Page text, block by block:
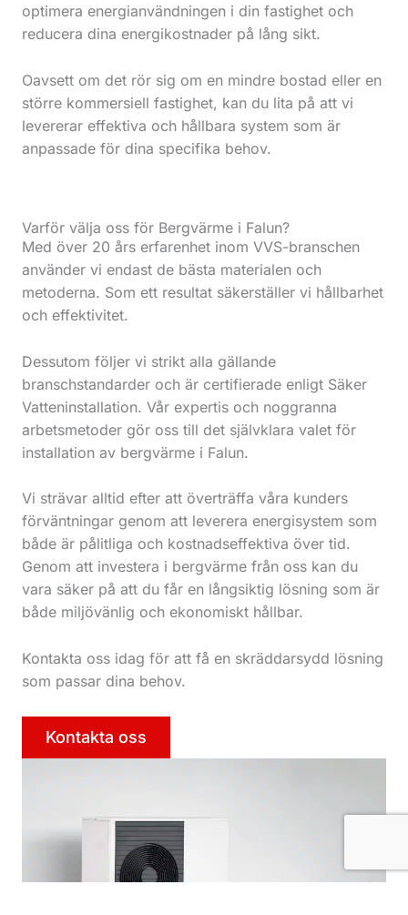
optimera energianvändningen i din fastighet och
reducera dina energikostnader på lång sikt.
Oavsett om det rör sig om en mindre bostad eller en
större kommersiell fastighet, kan du lita på att vi
levererar effektiva och hållbara system som är
anpassade för dina specifika behov.
Varför välja oss för Bergvärme i Falun?
Med över 20 års erfarenhet inom VVS-branschen
använder vi endast de bästa materialen och
metoderna. Som ett resultat säkerställer vi hållbarhet
och effektivitet.
Dessutom följer vi strikt alla gällande
branschstandarder och är certifierade enligt Säker
Vatteninstallation. Vår expertis och noggranna
arbetsmetoder gör oss till det självklara valet för
installation av bergvärme i Falun.
Vi strävar alltid efter att överträffa våra kunders
förväntningar genom att leverera energisystem som
både är pålitliga och kostnadseffektiva över tid.
Genom att investera i bergvärme från oss kan du
vara säker på att du får en långsiktig lösning som är
både miljövänlig och ekonomiskt hållbar.
Kontakta oss idag för att få en skräddarsydd lösning
som passar dina behov.
Kontakta oss